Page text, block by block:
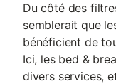
Du côté des
semblerait que
bénéficient de
Ici, les bed &
divers services,